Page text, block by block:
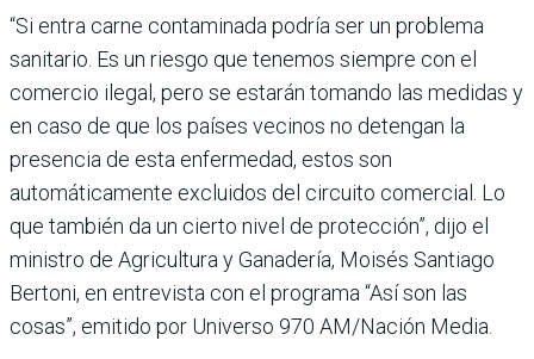
“Si entra carne contaminada podría ser un problema
sanitario. Es un riesgo que tenemos siempre con el
comercio ilegal, pero se estarán tomando las medidas y
en caso de que los países vecinos no detengan la
presencia de esta enfermedad, estos son
automáticamente excluidos del circuito comercial. Lo
que también da un cierto nivel de protección”, dijo el
ministro de Agricultura y Ganadería, Moisés Santiago
Bertoni, en entrevista con el programa “Así son las
cosas”, emitido por Universo 970 AM/Nación Media.